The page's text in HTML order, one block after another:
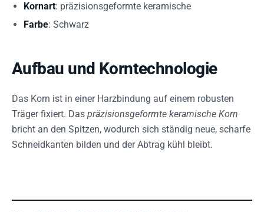
Kornart: präzisionsgeformte keramische
Farbe: Schwarz
Aufbau und Korntechnologie
Das Korn ist in einer Harzbindung auf einem robusten
Träger fixiert. Das präzisionsgeformte keramische Korn
bricht an den Spitzen, wodurch sich ständig neue, scharfe
Schneidkanten bilden und der Abtrag kühl bleibt.